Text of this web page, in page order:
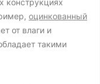
конструкциях
оцинкованный
от влаги и
такими